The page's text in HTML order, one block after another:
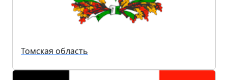
Томская область